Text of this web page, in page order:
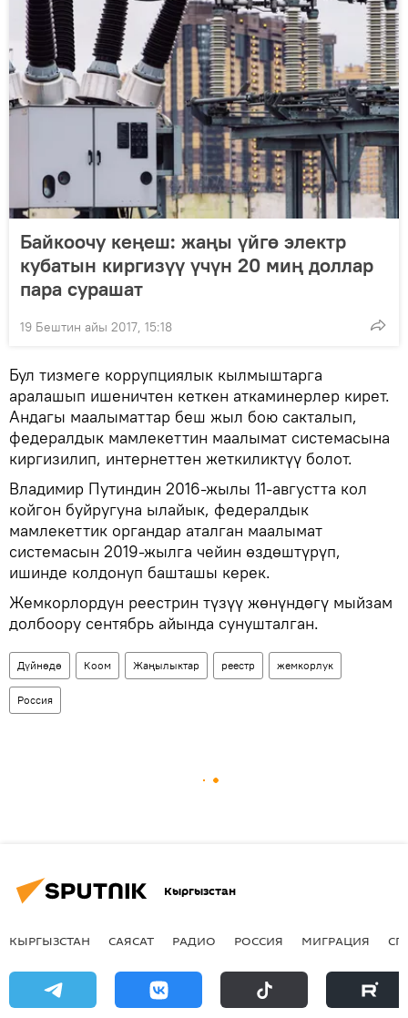
Байкоочу кеңеш: жаңы үйгө электр
кубатын киргизүү үчүн 20 миң доллар
пара сурашат
19 Бештин айы 2017, 15:18
Бул тизмеге коррупциялык кылмыштарга
аралашып ишеничтен кеткен аткаминерлер кирет.
Андагы маалыматтар беш жыл бою сакталып,
федералдык мамлекеттин маалымат системасына
киргизилип, интернеттен жеткиликтүү болот.
Владимир Путиндин 2016-жылы 11-августта кол
койгон буйругуна ылайык, федералдык
мамлекеттик органдар аталган маалымат
системасын 2019-жылга чейин өздөштүрүп,
ишинде колдонуп башташы керек.
Жемкорлордун реестрин түзүү жөнүндөгү мыйзам
долбоору сентябрь айында сунушталган.
Дүйнөдө Коом Жаңылыктар реестр жемкорлук
Россия
Кыргызстан
КЫРГЫЗСТАН САЯСАТ РАДИО РОССИЯ МИГРАЦИЯ